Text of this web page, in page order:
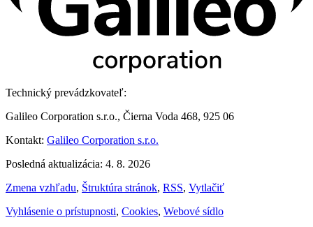
Technický prevádzkovateľ:
Galileo Corporation s.r.o., Čierna Voda 468, 925 06
Kontakt: Galileo Corporation s.r.o.
Posledná aktualizácia: 4. 8. 2026
Zmena vzhľadu, Štruktúra stránok, RSS, Vytlačiť
Vyhlásenie o prístupnosti, Cookies, Webové sídlo